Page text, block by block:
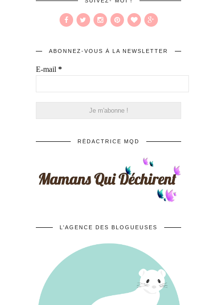
ABONNEZ-VOUS À LA NEWSLETTER
E-mail *
RÉDACTRICE MQD
L’AGENCE DES BLOGUEUSES